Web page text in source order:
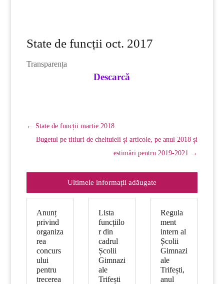
State de funcții oct. 2017
Transparența
Descarcă
← State de funcții martie 2018
Bugetul pe titluri de cheltuieli și articole, pe anul 2018 și
estimări pentru 2019-2021 →
Ultimele informații adăugate
Anunț
privind
organiza
rea
concurs
ului
pentru
trecerea
Lista
funcțiilo
r din
cadrul
Școlii
Gimnazi
ale
Trifești
Regula
ment
intern al
Școlii
Gimnazi
ale
Trifești,
anul